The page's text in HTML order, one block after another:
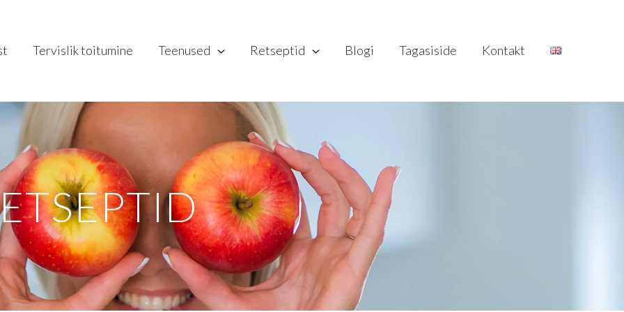
Tervislik toitumine Teenused Retseptid Blogi Tagasiside Kontakt